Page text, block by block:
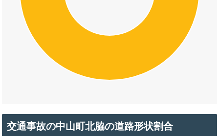
交通事故の中山町北脇の道路形状割合